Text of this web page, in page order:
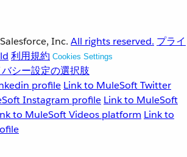
Salesforce, Inc. All rights reserved. プライ
利用規約 Cookies Settings
シー設定の選択肢
profile Link to MuleSoft Twitter
Instagram profile Link to MuleSoft
to MuleSoft Videos platform Link to